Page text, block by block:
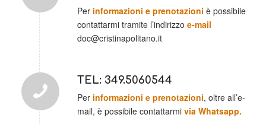
Per informazioni e prenotazioni è possibile
contattarmi tramite l’indirizzo e-mail
doc@cristinapolitano.it
TEL: 349.5060544
Per informazioni e prenotazioni, oltre all’e-
mail, è possibile contattarmi via Whatsapp.